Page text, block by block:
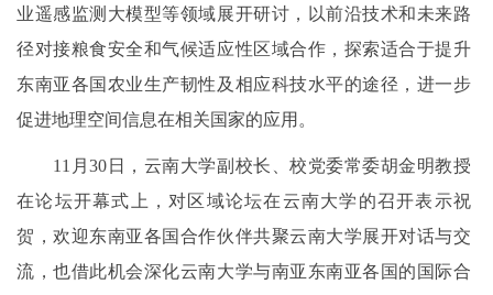
业遥感监测大模型等领域展开研讨，以前沿技术和未来路
径对接粮食安全和气候适应性区域合作，探索适合于提升
东南亚各国农业生产韧性及相应科技水平的途径，进一步
促进地理空间信息在相关国家的应用。
11月30日，云南大学副校长、校党委常委胡金明教授
在论坛开幕式上，对区域论坛在云南大学的召开表示祝
贺，欢迎东南亚各国合作伙伴共聚云南大学展开对话与交
流，也借此机会深化云南大学与南亚东南亚各国的国际合